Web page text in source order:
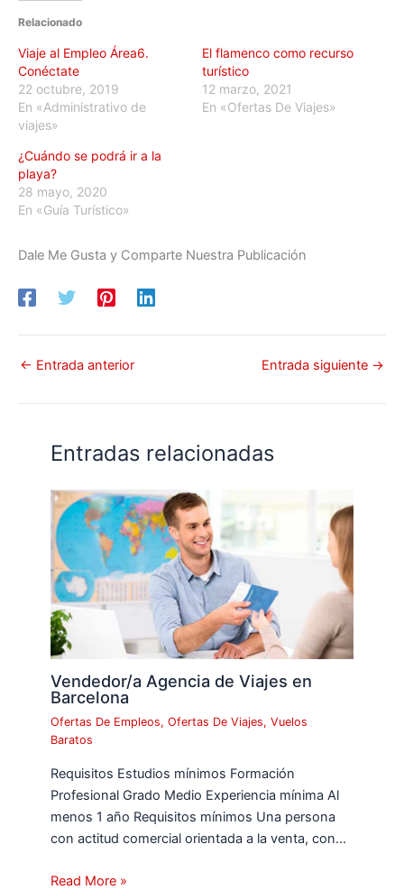
Relacionado
Viaje al Empleo Área6.
Conéctate
22 octubre, 2019
En «Administrativo de
viajes»
El flamenco como recurso
turístico
12 marzo, 2021
En «Ofertas De Viajes»
¿Cuándo se podrá ir a la
playa?
28 mayo, 2020
En «Guía Turístico»
Dale Me Gusta y Comparte Nuestra Publicación
← Entrada anterior Entrada siguiente →
Entradas relacionadas
Vendedor/a Agencia de Viajes en
Barcelona
Ofertas De Empleos,Ofertas De Viajes,Vuelos
Baratos
Requisitos Estudios mínimos Formación
Profesional Grado Medio Experiencia mínima Al
menos 1 año Requisitos mínimos Una persona
con actitud comercial orientada a la venta, con…
Read More »